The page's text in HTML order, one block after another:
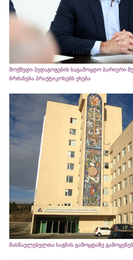
მოქმედი პედაგოგების საგამოცდო ბარიერი
ბრძანება პრაქტიკოსებს ეხება
მასწავლებელთა საგნის გამოცდაზე